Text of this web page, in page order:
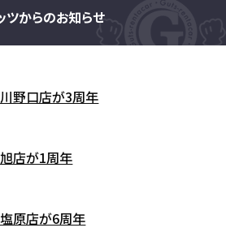
ツからのお知らせ
野口店が3周年
店が1周年
原店が6周年